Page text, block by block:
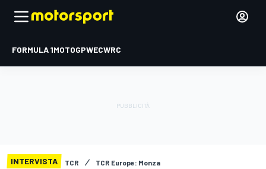
FORMULA 1MOTOGPWECWRC
INTERVISTA TCR TCR Europe: Monza